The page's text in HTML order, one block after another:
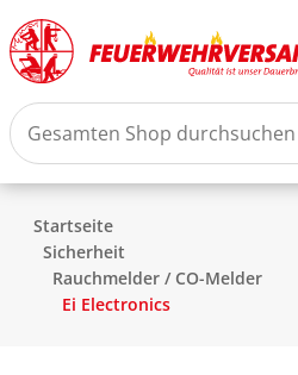
Startseite
Sicherheit
Rauchmelder / CO-Melder
Ei Electronics